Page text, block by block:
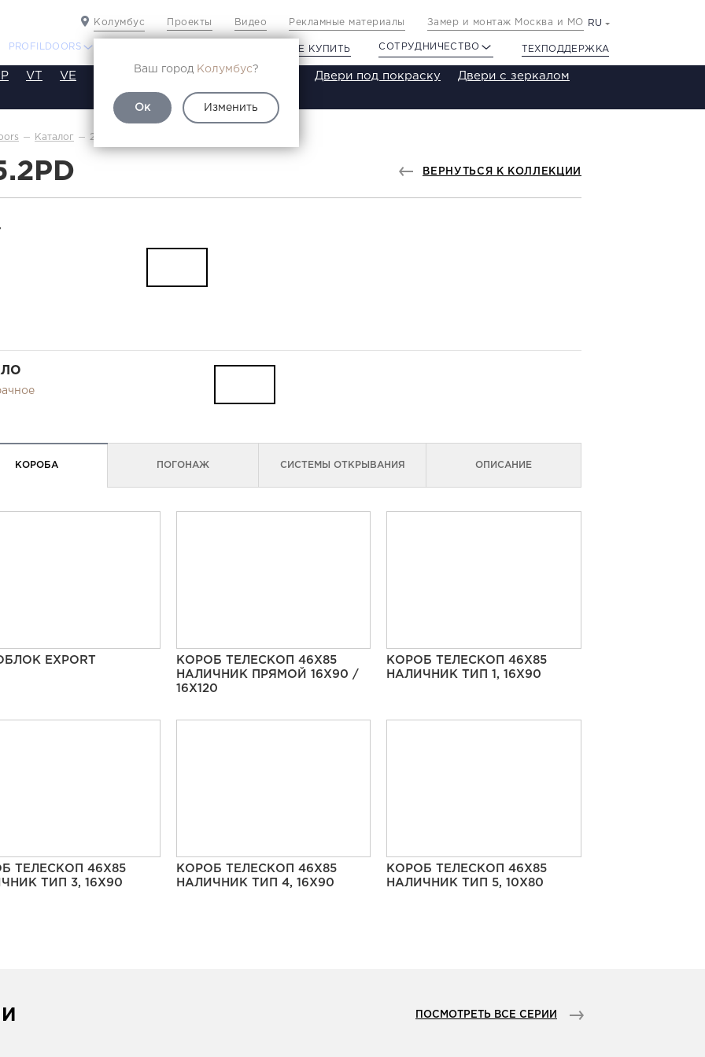
Колумбус
Ваш город Колумбус?
Ок Изменить
Проекты Видео Рекламные материалы Замер и монтаж Москва и МО RU
PROFILDOORS ГДЕ КУПИТЬ СОТРУДНИЧЕСТВО ТЕХПОДДЕРЖКА
VT VE SA SE ST SW Двери под покраску Двери с зеркалом
Каталог 2.5.2PD
ВЕРНУТЬСЯ К КОЛЛЕКЦИИ
КОРОБА ПОГОНАЖ СИСТЕМЫ ОТКРЫВАНИЯ ОПИСАНИЕ
EXPORT
КОРОБ ТЕЛЕСКОП 46Х85
НАЛИЧНИК ПРЯМОЙ 16Х90 /
16Х120
КОРОБ ТЕЛЕСКОП 46Х85
НАЛИЧНИК ТИП 1, 16Х90
ТЕЛЕСКОП 46Х85
ТИП 3, 16Х90
КОРОБ ТЕЛЕСКОП 46Х85
НАЛИЧНИК ТИП 4, 16Х90
КОРОБ ТЕЛЕСКОП 46Х85
НАЛИЧНИК ТИП 5, 10Х80
ПОСМОТРЕТЬ ВСЕ СЕРИИ